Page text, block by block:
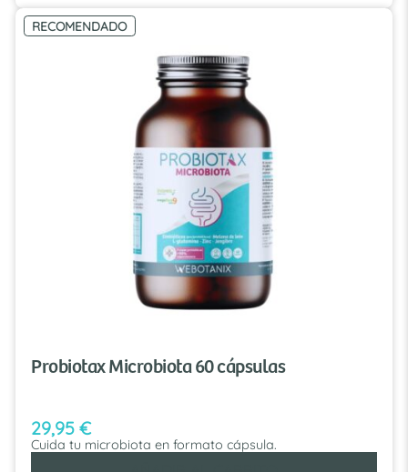
RECOMENDADO
Probiotax Microbiota 60 cápsulas
29,95 €
Cuida tu microbiota en formato cápsula.